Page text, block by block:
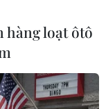
hàng loạt ôtô